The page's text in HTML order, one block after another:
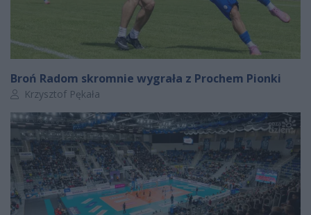
Broń Radom skromnie wygrała z Prochem Pionki
Autor artykułu:
Krzysztof Pękała